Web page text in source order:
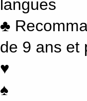
langues
♣
de 9 ans et
♥
♠